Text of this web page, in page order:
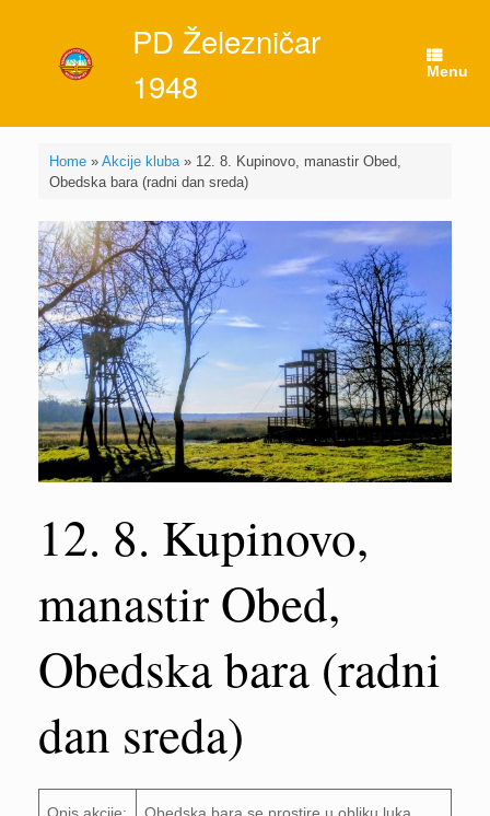
PD Železničar
1948
Menu
Home» Akcije kluba» 12. 8. Kupinovo, manastir Obed,
Obedska bara (radni dan sreda)
12. 8. Kupinovo,
manastir Obed,
Obedska bara (radni
dan sreda)